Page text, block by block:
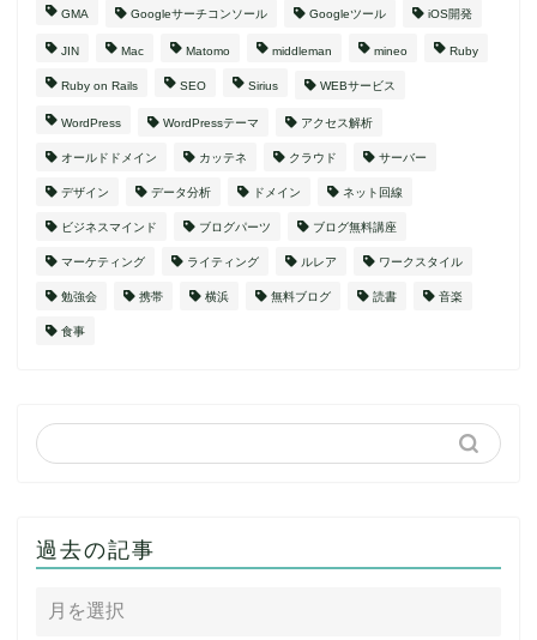
GMA Googleサーチコンソール Googleツール iOS開発
JIN Mac Matomo middleman mineo Ruby
Ruby on Rails SEO Sirius WEBサービス
WordPress WordPressテーマ アクセス解析
オールドドメイン カッテネ クラウド サーバー
デザイン データ分析 ドメイン ネット回線
ビジネスマインド ブログパーツ ブログ無料講座
マーケティング ライティング ルレア ワークスタイル
勉強会 携帯 横浜 無料ブログ 読書 音楽
食事
過去の記事